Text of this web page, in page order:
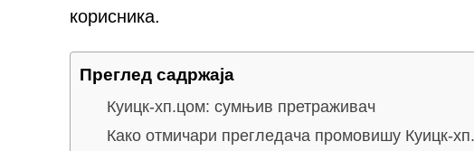
корисника.
Преглед садржаја
Куицк-хп.цом: сумњив претраживач
Како отмичари прегледача промовишу Куицк-